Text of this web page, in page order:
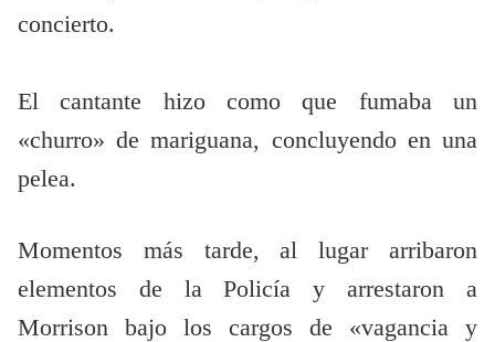
concierto.
El cantante hizo como que fumaba un
«churro» de mariguana, concluyendo en una
pelea.
Momentos más tarde, al lugar arribaron
elementos de la Policía y arrestaron a
Morrison bajo los cargos de «vagancia y